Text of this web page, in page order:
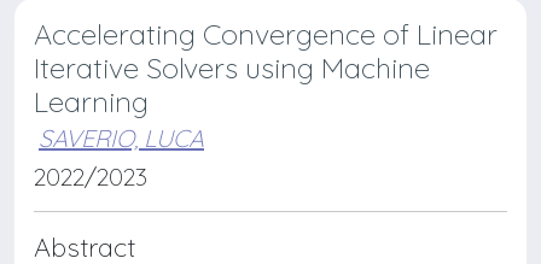
Accelerating Convergence of Linear
Iterative Solvers using Machine
Learning
SAVERIO, LUCA
2022/2023
Abstract